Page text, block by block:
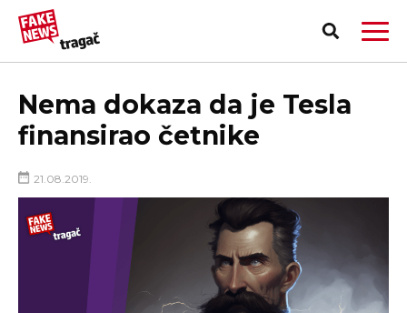
Nema dokaza da je Tesla
finansirao četnike
21.08.2019.